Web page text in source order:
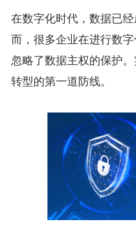
在数字化时代，数据已
而，很多企业在进行数
忽略了数据主权的保护
转型的第一道防线。